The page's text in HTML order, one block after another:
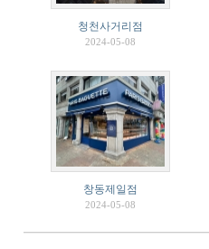
청천사거리점
2024-05-08
창동제일점
2024-05-08